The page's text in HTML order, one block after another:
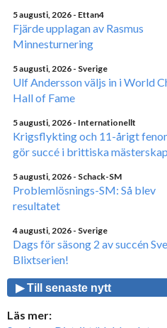
5 augusti, 2026 - Ettan4
Fjärde upplagan av Rasmus
Minnesturnering
5 augusti, 2026 - Sverige
Ulf Andersson väljs in i World
Hall of Fame
5 augusti, 2026 - Internationellt
Krigsflykting och 11-årigt
gör succé i brittiska
5 augusti, 2026 - Schack-SM
Problemlösnings-SM: Så blev
resultatet
4 augusti, 2026 - Sverige
Dags för säsong 2 av succén
Blixtserien!
▶ Till senaste nytt
Läs mer: